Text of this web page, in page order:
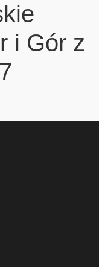
i Gór z